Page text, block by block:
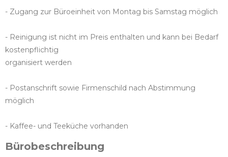
- Zugang zur Büroeinheit von Montag bis Samstag möglich
- Reinigung ist nicht im Preis enthalten und kann bei Bedarf
kostenpflichtig
organisiert werden
- Postanschrift sowie Firmenschild nach Abstimmung
möglich
- Kaffee- und Teeküche vorhanden
Bürobeschreibung